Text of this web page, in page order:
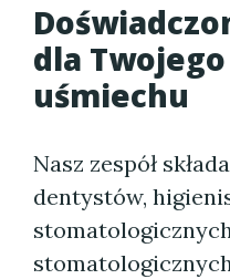
dla
uśmiechu
Nasz zespół
dentystów,